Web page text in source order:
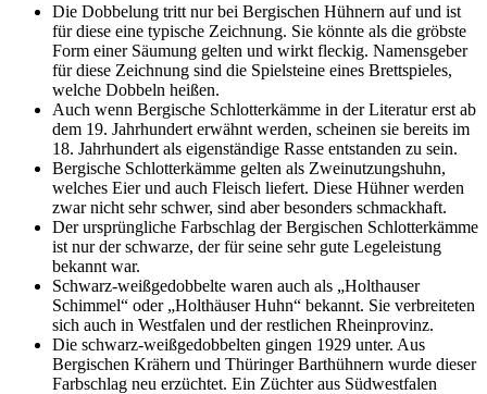
Die Dobbelung tritt nur bei Bergischen Hühnern auf und ist
für diese eine typische Zeichnung. Sie könnte als die gröbste
Form einer Säumung gelten und wirkt fleckig. Namensgeber
für diese Zeichnung sind die Spielsteine eines Brettspieles,
welche Dobbeln heißen.
Auch wenn Bergische Schlotterkämme in der Literatur erst ab
dem 19. Jahrhundert erwähnt werden, scheinen sie bereits im
18. Jahrhundert als eigenständige Rasse entstanden zu sein.
Bergische Schlotterkämme gelten als Zweinutzungshuhn,
welches Eier und auch Fleisch liefert. Diese Hühner werden
zwar nicht sehr schwer, sind aber besonders schmackhaft.
Der ursprüngliche Farbschlag der Bergischen Schlotterkämme
ist nur der schwarze, der für seine sehr gute Legeleistung
bekannt war.
Schwarz-weißgedobbelte waren auch als „Holthauser
Schimmel“ oder „Holthäuser Huhn“ bekannt. Sie verbreiteten
sich auch in Westfalen und der restlichen Rheinprovinz.
Die schwarz-weißgedobbelten gingen 1929 unter. Aus
Bergischen Krähern und Thüringer Barthühnern wurde dieser
Farbschlag neu erzüchtet. Ein Züchter aus Südwestfalen